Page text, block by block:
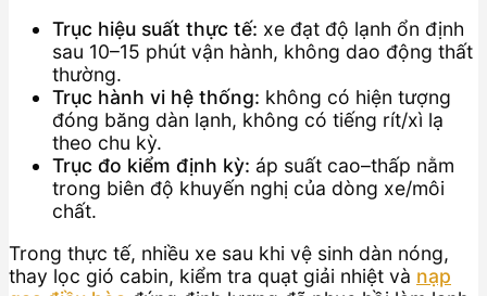
Trục hiệu suất thực tế: xe đạt độ lạnh ổn định
sau 10–15 phút vận hành, không dao động thất
thường.
Trục hành vi hệ thống: không có hiện tượng
đóng băng dàn lạnh, không có tiếng rít/xì lạ
theo chu kỳ.
Trục đo kiểm định kỳ: áp suất cao–thấp nằm
trong biên độ khuyến nghị của dòng xe/môi
chất.
Trong thực tế, nhiều xe sau khi vệ sinh dàn nóng,
thay lọc gió cabin, kiểm tra quạt giải nhiệt và nạp